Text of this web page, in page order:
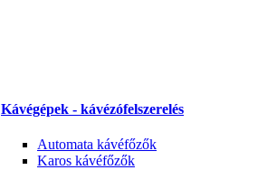
Kávégépek - kávézófelszerelés
Automata kávéfőzők
Karos kávéfőzők